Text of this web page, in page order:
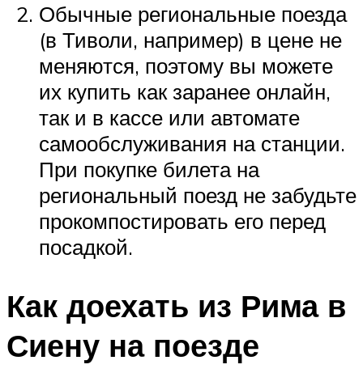
Обычные региональные поезда
(в Тиволи, например) в цене не
меняются, поэтому вы можете
их купить как заранее онлайн,
так и в кассе или автомате
самообслуживания на станции.
При покупке билета на
региональный поезд не забудьте
прокомпостировать его перед
посадкой.
Как доехать из Рима в
Сиену на поезде